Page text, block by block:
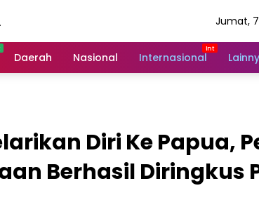
Jumat,
Daerah Nasional Internasional
Diri Ke Papua,
Berhasil Diringkus